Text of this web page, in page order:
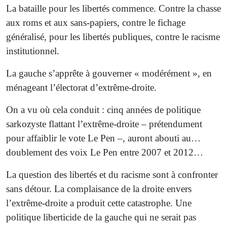
La bataille pour les libertés commence. Contre la chasse
aux roms et aux sans-papiers, contre le fichage
généralisé, pour les libertés publiques, contre le racisme
institutionnel.
La gauche s’apprête à gouverner « modérément », en
ménageant l’électorat d’extrême-droite.
On a vu où cela conduit : cinq années de politique
sarkozyste flattant l’extrême-droite – prétendument
pour affaiblir le vote Le Pen –, auront abouti au…
doublement des voix Le Pen entre 2007 et 2012…
La question des libertés et du racisme sont à confronter
sans détour. La complaisance de la droite envers
l’extrême-droite a produit cette catastrophe. Une
politique liberticide de la gauche qui ne serait pas